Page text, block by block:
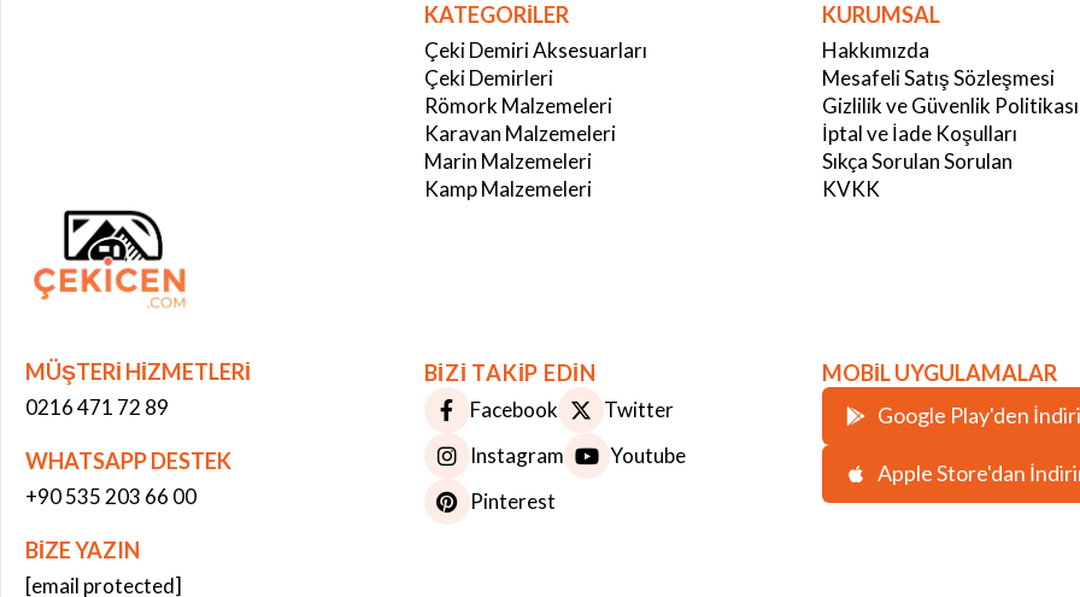
KATEGORİLER
Çeki Demiri Aksesuarları
Çeki Demirleri
Römork Malzemeleri
Karavan Malzemeleri
Marin Malzemeleri
Kamp Malzemeleri
KURUMSAL
Hakkımızda
Mesafeli Satış Sözleşmesi
Gizlilik ve Güvenlik Politikası
İptal ve İade Koşulları
Sıkça Sorulan Sorulan
KVKK
MÜŞTERİ HİZMETLERİ
0216 471 72 89
WHATSAPP DESTEK
+90 535 203 66 00
BİZE YAZIN
[email protected]
BİZİ TAKİP EDİN
Facebook
Twitter
Instagram
Youtube
Pinterest
MOBİL UYGULAMALAR
Google Play'den
Apple Store'dan
Çerez Kullanımı
Bu web sitesinde çerezler kullanılmaktadır. Site deneyiminizi iyileştirmek ve